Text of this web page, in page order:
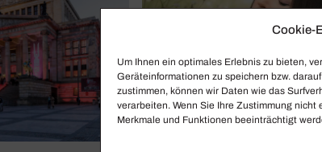
Cookie-
Um Ihnen ein optimales Erlebnis zu bieten,
Geräteinformationen zu speichern bzw.
zustimmen, können wir Daten wie das
verarbeiten. Wenn Sie Ihre Zustimmung
Merkmale und Funktionen beeinträchtigt